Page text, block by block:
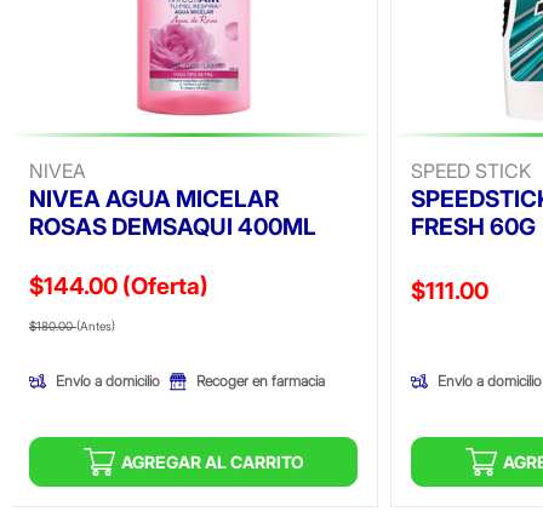
NIVEA
NIVEA AGUA MICELAR
ROSAS DEMSAQUI 400ML
$144.00 (Oferta)
Precio reducido de
$180.00(Antes)(Oferta)
Envío a domicilio Recoger en farmacia
AGREGAR AL CARRITO
SPEED STICK
FRESH 60G
Precio
$111.00
Envío a domicilio